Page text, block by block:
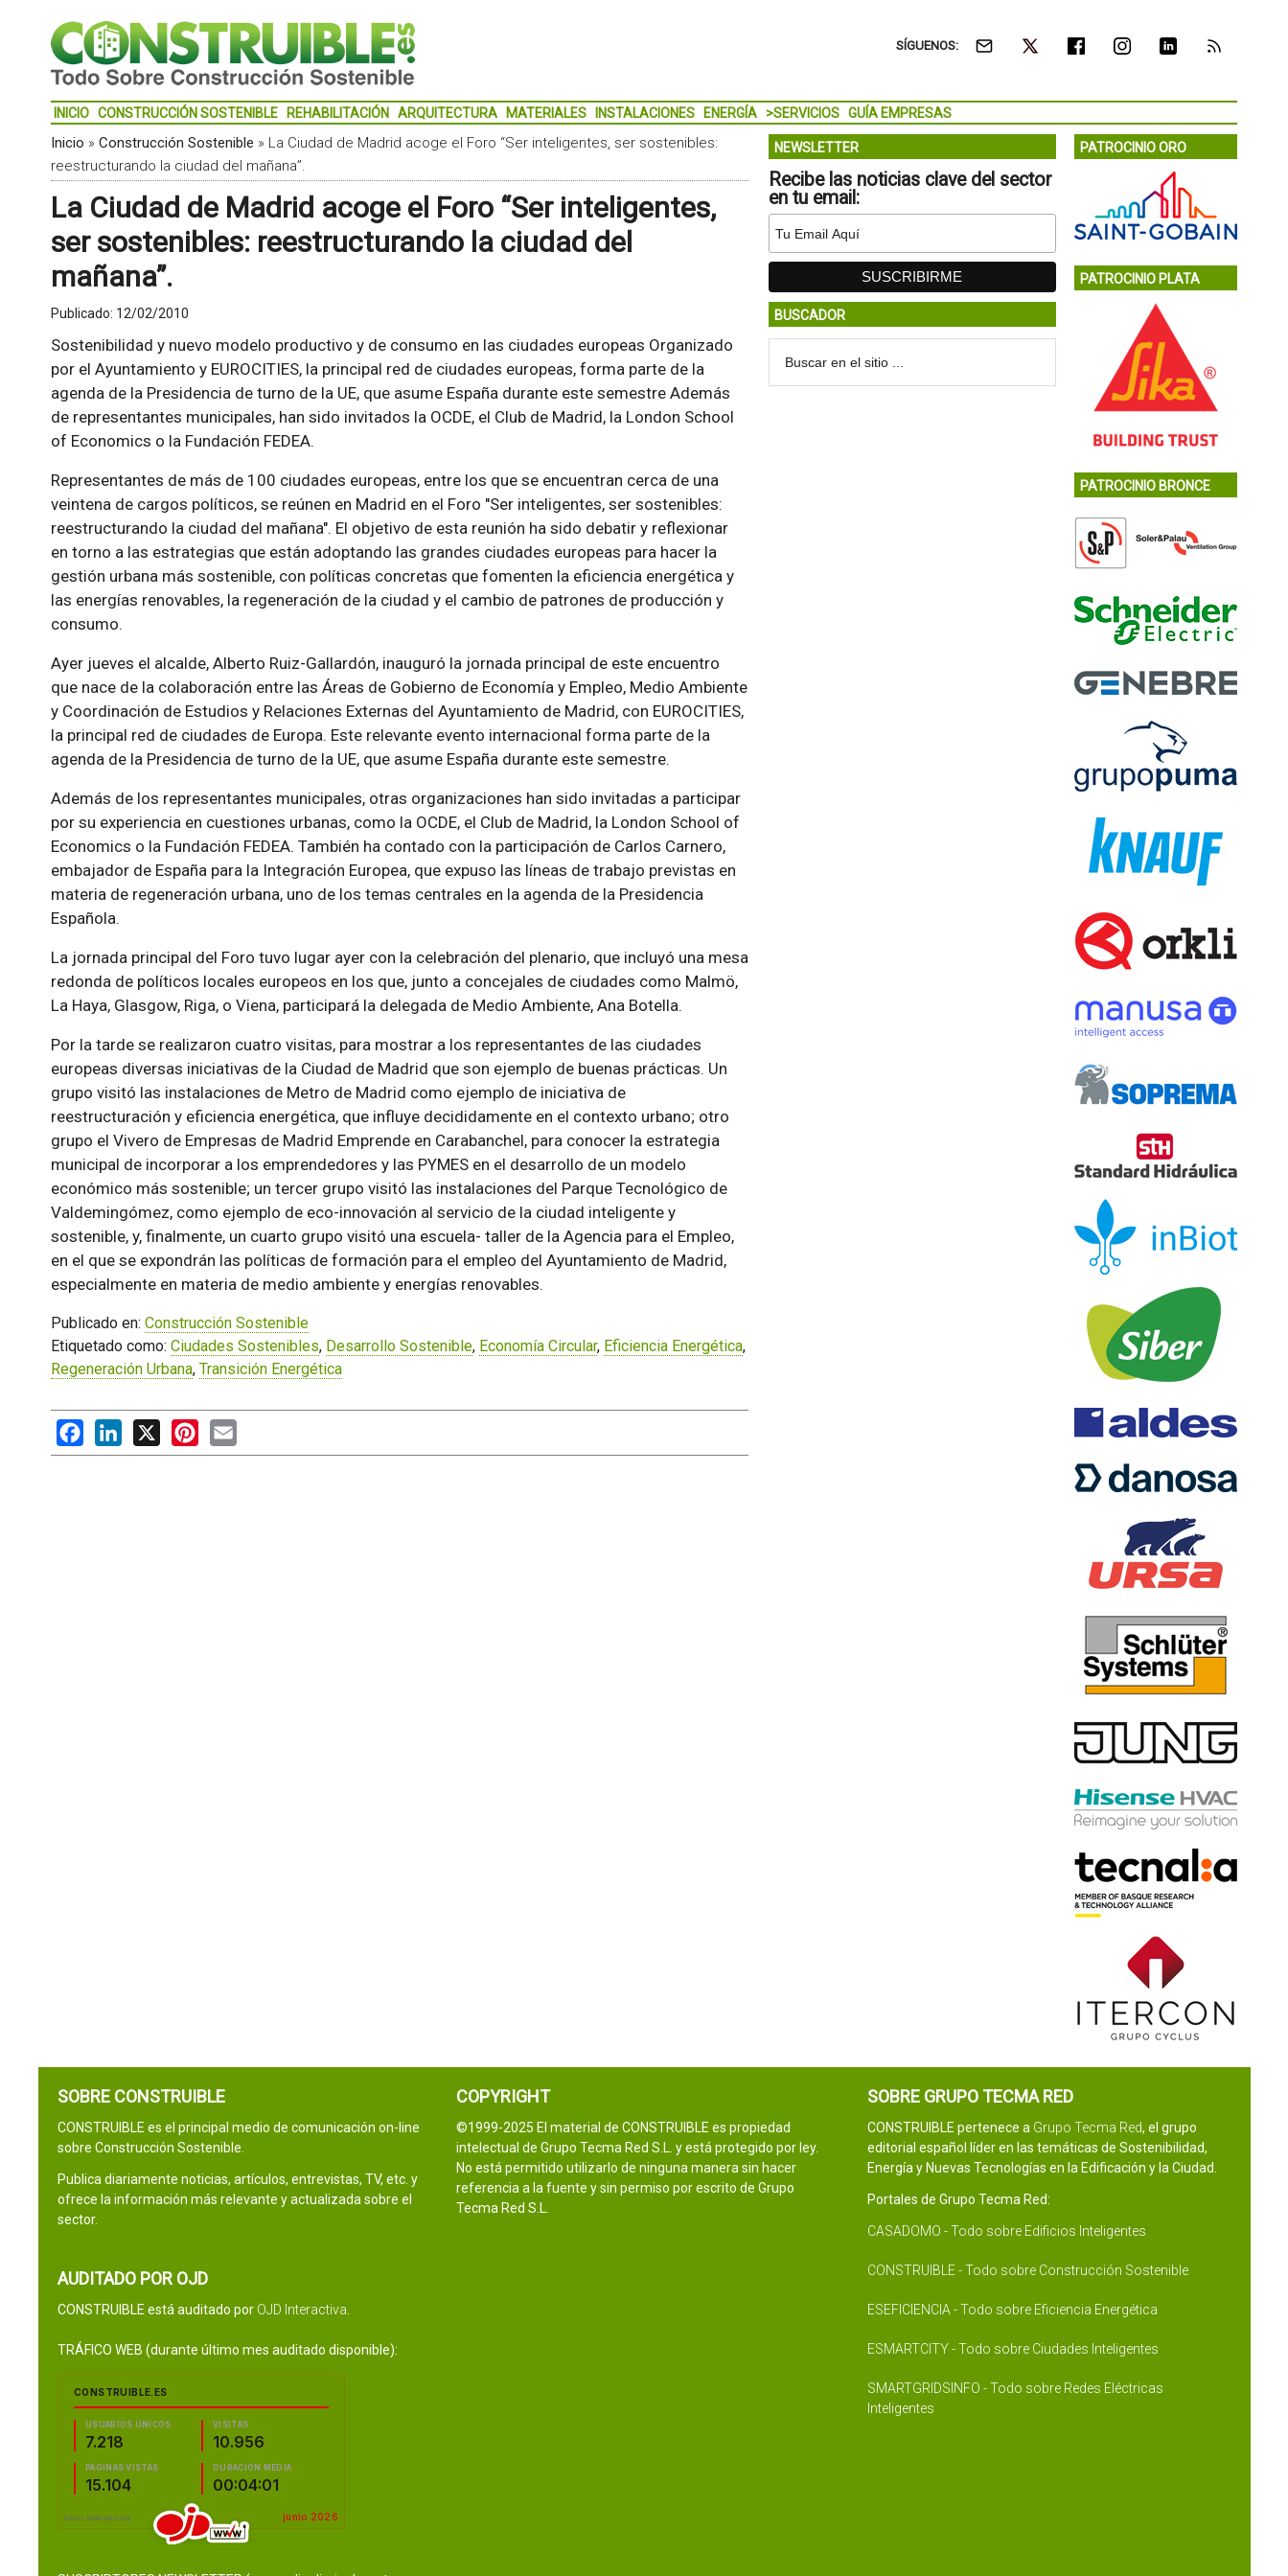
SÍGUENOS:
INICIO CONSTRUCCIÓN SOSTENIBLE REHABILITACIÓN ARQUITECTURA MATERIALES INSTALACIONES ENERGÍA >SERVICIOS GUÍA EMPRESAS
Inicio » Construcción Sostenible » La Ciudad de Madrid acoge el Foro “Ser inteligentes, ser sostenibles:
reestructurando la ciudad del mañana”.
La Ciudad de Madrid acoge el Foro “Ser inteligentes,
ser sostenibles: reestructurando la ciudad del
mañana”.
Publicado: 12/02/2010
Sostenibilidad y nuevo modelo productivo y de consumo en las ciudades europeas Organizado
por el Ayuntamiento y EUROCITIES, la principal red de ciudades europeas, forma parte de la
agenda de la Presidencia de turno de la UE, que asume España durante este semestre Además
de representantes municipales, han sido invitados la OCDE, el Club de Madrid, la London School
of Economics o la Fundación FEDEA.
Representantes de más de 100 ciudades europeas, entre los que se encuentran cerca de una
veintena de cargos políticos, se reúnen en Madrid en el Foro "Ser inteligentes, ser sostenibles:
reestructurando la ciudad del mañana". El objetivo de esta reunión ha sido debatir y reflexionar
en torno a las estrategias que están adoptando las grandes ciudades europeas para hacer la
gestión urbana más sostenible, con políticas concretas que fomenten la eficiencia energética y
las energías renovables, la regeneración de la ciudad y el cambio de patrones de producción y
consumo.
Ayer jueves el alcalde, Alberto Ruiz-Gallardón, inauguró la jornada principal de este encuentro
que nace de la colaboración entre las Áreas de Gobierno de Economía y Empleo, Medio Ambiente
y Coordinación de Estudios y Relaciones Externas del Ayuntamiento de Madrid, con EUROCITIES,
la principal red de ciudades de Europa. Este relevante evento internacional forma parte de la
agenda de la Presidencia de turno de la UE, que asume España durante este semestre.
Además de los representantes municipales, otras organizaciones han sido invitadas a participar
por su experiencia en cuestiones urbanas, como la OCDE, el Club de Madrid, la London School of
Economics o la Fundación FEDEA. También ha contado con la participación de Carlos Carnero,
embajador de España para la Integración Europea, que expuso las líneas de trabajo previstas en
materia de regeneración urbana, uno de los temas centrales en la agenda de la Presidencia
Española.
La jornada principal del Foro tuvo lugar ayer con la celebración del plenario, que incluyó una mesa
redonda de políticos locales europeos en los que, junto a concejales de ciudades como Malmö,
La Haya, Glasgow, Riga, o Viena, participará la delegada de Medio Ambiente, Ana Botella.
Por la tarde se realizaron cuatro visitas, para mostrar a los representantes de las ciudades
europeas diversas iniciativas de la Ciudad de Madrid que son ejemplo de buenas prácticas. Un
grupo visitó las instalaciones de Metro de Madrid como ejemplo de iniciativa de
reestructuración y eficiencia energética, que influye decididamente en el contexto urbano; otro
grupo el Vivero de Empresas de Madrid Emprende en Carabanchel, para conocer la estrategia
municipal de incorporar a los emprendedores y las PYMES en el desarrollo de un modelo
económico más sostenible; un tercer grupo visitó las instalaciones del Parque Tecnológico de
Valdemingómez, como ejemplo de eco-innovación al servicio de la ciudad inteligente y
sostenible, y, finalmente, un cuarto grupo visitó una escuela- taller de la Agencia para el Empleo,
en el que se expondrán las políticas de formación para el empleo del Ayuntamiento de Madrid,
especialmente en materia de medio ambiente y energías renovables.
Publicado en: Construcción Sostenible
Etiquetado como: Ciudades Sostenibles, Desarrollo Sostenible, Economía Circular, Eficiencia Energética,
Regeneración Urbana, Transición Energética
FacebookLinkedIn
X PinterestEmail
NEWSLETTER
Recibe las noticias clave del sector
en tu email:
BUSCADOR
PATROCINIO ORO
PATROCINIO PLATA
PATROCINIO BRONCE
SOBRE CONSTRUIBLE
CONSTRUIBLE es el principal medio de comunicación on-line
sobre Construcción Sostenible.
Publica diariamente noticias, artículos, entrevistas, TV, etc. y
ofrece la información más relevante y actualizada sobre el
sector.
AUDITADO POR OJD
CONSTRUIBLE está auditado por OJD Interactiva
TRÁFICO WEB (durante último mes auditado disponible):
COPYRIGHT
©1999-2025 El material de CONSTRUIBLE es propiedad
intelectual de Grupo Tecma Red S.L. y está protegido por ley.
No está permitido utilizarlo de ninguna manera sin hacer
referencia a la fuente y sin permiso por escrito de Grupo
Tecma Red S.L.
SOBRE GRUPO TECMA RED
CONSTRUIBLE pertenece a Grupo Tecma Red, el grupo
editorial español líder en las temáticas de Sostenibilidad,
Energía y Nuevas Tecnologías en la Edificación y la Ciudad.
Portales de Grupo Tecma Red:
CASADOMO - Todo sobre Edificios Inteligentes
CONSTRUIBLE - Todo sobre Construcción Sostenible
ESEFICIENCIA - Todo sobre Eficiencia Energética
ESMARTCITY - Todo sobre Ciudades Inteligentes
SMARTGRIDSINFO - Todo sobre Redes Eléctricas
Inteligentes